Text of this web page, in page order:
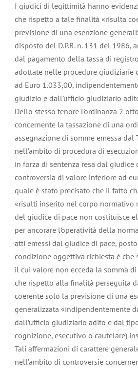
I giudici di legittimità hanno
che rispetto a tale finalità «risulta
previsione di una esenzione
disposto del D.P.R. n. 131 del 1986,
dal pagamento della tassa di
adottate nelle procedure giudiziarie
ad Euro 1.033,00,
giudizio e dall’ufficio giudiziario
Dello stesso tenore l’ordinanza 2
concernente la tassazione di una
assegnazione di somme emessa dal
nell’ambito di procedura di
in forza di sentenza resa dal giudice
controversia di valore inferiore ad
quale è stato precisato che il fatto
«risulti inserito nel corpo normativo
del giudice di pace non costituisce
per ancorare l’operatività della
atti emessi dal giudice di pace, posto
condizione oggettiva richiesta è che
il cui valore non ecceda la somma
che rispetto alla finalità perseguita
coerente solo la previsione di una
generalizzata «indipendentemente
dall’ufficio giudiziario adito e dal
cognizione, esecutivo o cautelare)
Tali affermazioni di carattere
nell’ambito di controversie